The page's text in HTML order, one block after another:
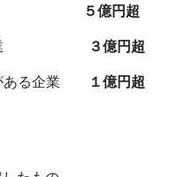
業
５億円超
み企業
３億円超
ある企業
１億円超